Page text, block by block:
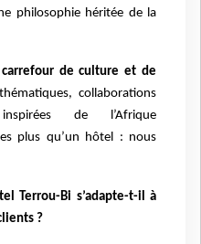
philosophie héritée de la
carrefour de culture et de
collaborations
de l’Afrique
plus qu’un hôtel : nous
Terrou-Bi s’adapte-t-il à
?